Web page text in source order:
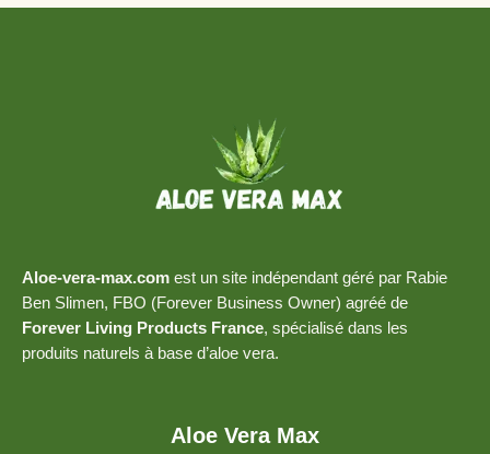
Aloe-vera-max.com est un site indépendant géré par Rabie
Ben Slimen, FBO (Forever Business Owner) agréé de
Forever Living Products France, spécialisé dans les
produits naturels à base d’aloe vera.
Aloe Vera Max